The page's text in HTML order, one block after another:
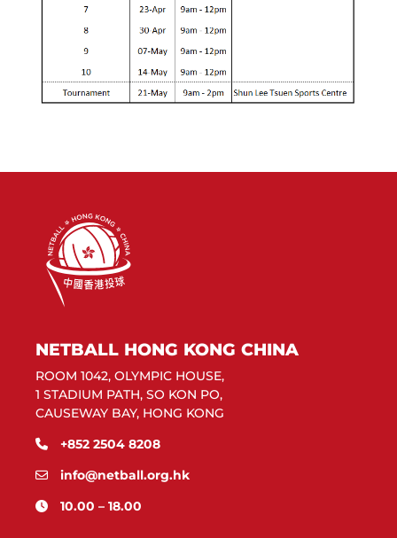
NETBALL HONG KONG CHINA
ROOM 1042, OLYMPIC HOUSE,
1 STADIUM PATH, SO KON PO,
CAUSEWAY BAY, HONG KONG
+852 2504 8208
info@netball.org.hk
10.00 – 18.00